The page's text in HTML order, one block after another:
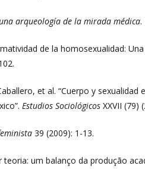
arqueología de la mirada médica.
de la homosexualidad:
et al. “Cuerpo y
Estudios Sociológicos XXVII (79)
39 (2009): 1-13.
um balanço da produção